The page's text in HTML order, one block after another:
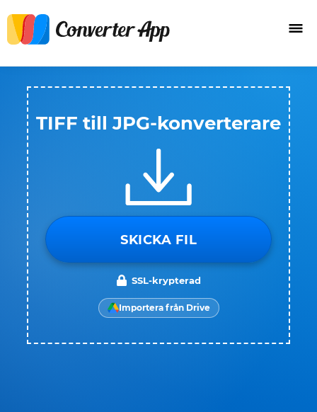
TIFF till JPG-konverterare
SKICKA FIL
SSL-krypterad
Importera från Drive